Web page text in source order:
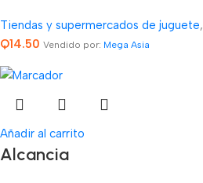
Tiendas y supermercados de juguete,
Q14.50 Vendido por: Mega Asia
Añadir al carrito
Alcancia